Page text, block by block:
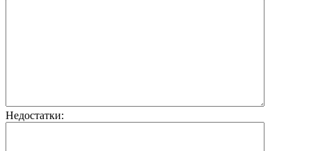
Недостатки: